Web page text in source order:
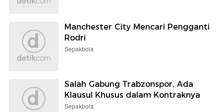
Manchester City Mencari Pengganti
Rodri
Sepakbola
Salah Gabung Trabzonspor, Ada
Klausul Khusus dalam Kontraknya
Sepakbola